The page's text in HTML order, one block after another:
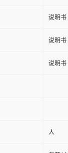
说明书
说明书
说明书
人